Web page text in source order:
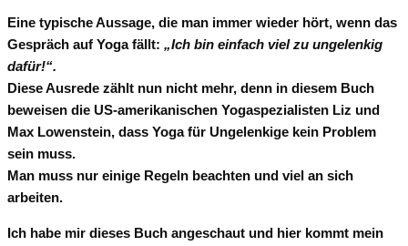
Eine typische Aussage, die man immer wieder hört, wenn das
Gespräch auf Yoga fällt: „Ich bin einfach viel zu ungelenkig
dafür!“.
Diese Ausrede zählt nun nicht mehr, denn in diesem Buch
beweisen die US-amerikanischen Yogaspezialisten Liz und
Max Lowenstein, dass Yoga für Ungelenkige kein Problem
sein muss.
Man muss nur einige Regeln beachten und viel an sich
arbeiten.
Ich habe mir dieses Buch angeschaut und hier kommt mein